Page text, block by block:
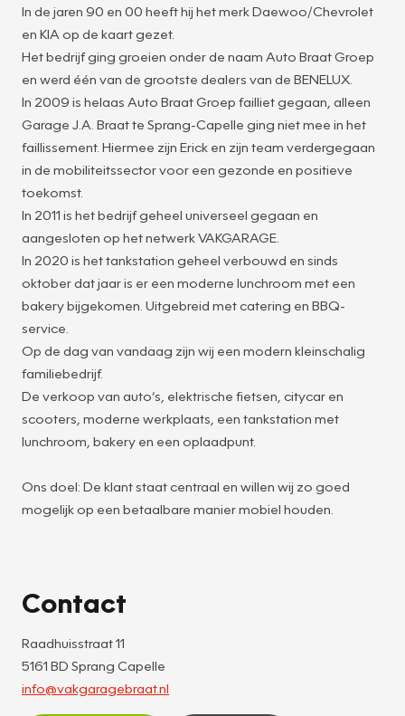
In de jaren 90 en 00 heeft hij het merk Daewoo/Chevrolet
en KIA op de kaart gezet.
Het bedrijf ging groeien onder de naam Auto Braat Groep
en werd één van de grootste dealers van de BENELUX.
In 2009 is helaas Auto Braat Groep failliet gegaan, alleen
Garage J.A. Braat te Sprang-Capelle ging niet mee in het
faillissement. Hiermee zijn Erick en zijn team verdergegaan
in de mobiliteitssector voor een gezonde en positieve
toekomst.
In 2011 is het bedrijf geheel universeel gegaan en
aangesloten op het netwerk VAKGARAGE.
In 2020 is het tankstation geheel verbouwd en sinds
oktober dat jaar is er een moderne lunchroom met een
bakery bijgekomen. Uitgebreid met catering en BBQ-
service.
Op de dag van vandaag zijn wij een modern kleinschalig
familiebedrijf.
De verkoop van auto’s, elektrische fietsen, citycar en
scooters, moderne werkplaats, een tankstation met
lunchroom, bakery en een oplaadpunt.
Ons doel: De klant staat centraal en willen wij zo goed
mogelijk op een betaalbare manier mobiel houden.
Contact
Raadhuisstraat 11
5161 BD Sprang Capelle
info@vakgaragebraat.nl